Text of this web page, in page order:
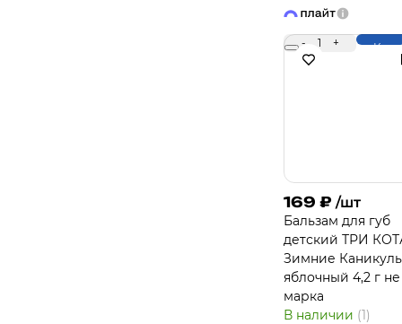
- 1 +
169 ₽ /шт
Бальзам для губ
детский ТРИ
Зимние
яблочный 4,2 г не
марка
В наличии (1)